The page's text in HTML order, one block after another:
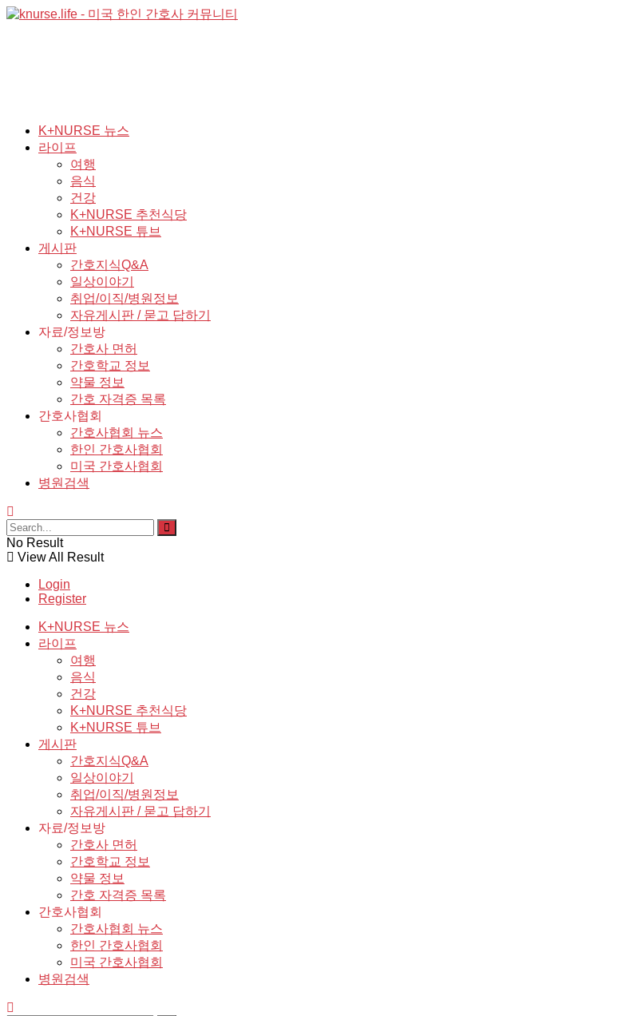
K+NURSE 뉴스
라이프
여행
음식
건강
K+NURSE 추천식당
K+NURSE 튜브
게시판
간호지식Q&A
일상이야기
취업/이직/병원정보
자유게시판 / 묻고 답하기
자료/정보방
간호사 면허
간호학교 정보
약물 정보
간호 자격증 목록
간호사협회
간호사협회 뉴스
한인 간호사협회
미국 간호사협회
병원검색
No Result
View All Result
Login
Register
K+NURSE 뉴스
라이프
여행
음식
건강
K+NURSE 추천식당
K+NURSE 튜브
게시판
간호지식Q&A
일상이야기
취업/이직/병원정보
자유게시판 / 묻고 답하기
자료/정보방
간호사 면허
간호학교 정보
약물 정보
간호 자격증 목록
간호사협회
간호사협회 뉴스
한인 간호사협회
미국 간호사협회
병원검색